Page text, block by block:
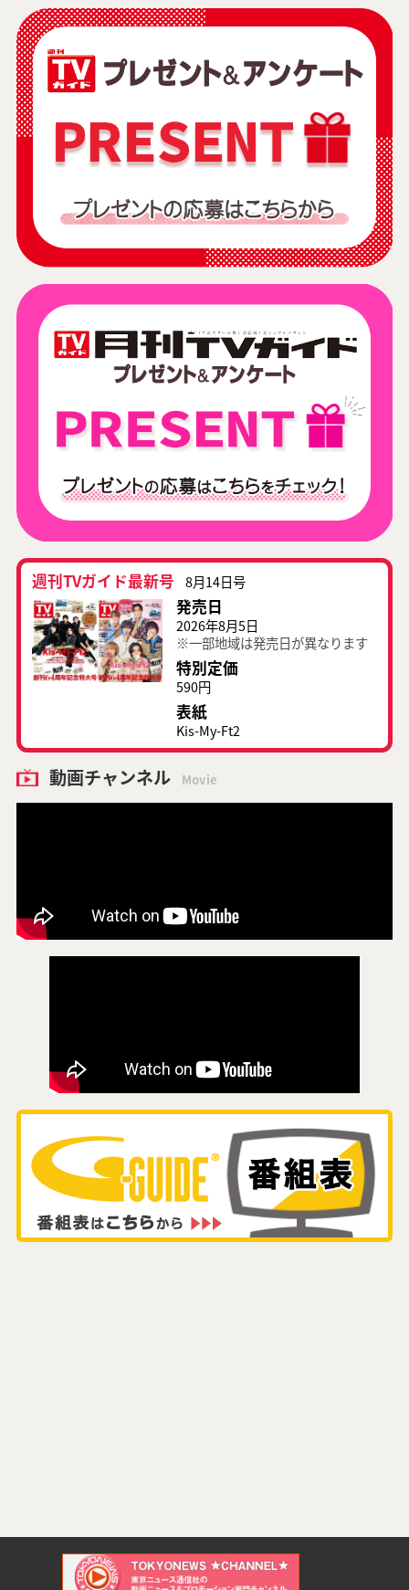
週刊TVガイド最新号 8月14日号
発売日
2026年8月5日
※一部地域は発売日が異なります
特別定価
590円
表紙
Kis-My-Ft2
動画チャンネル Movie